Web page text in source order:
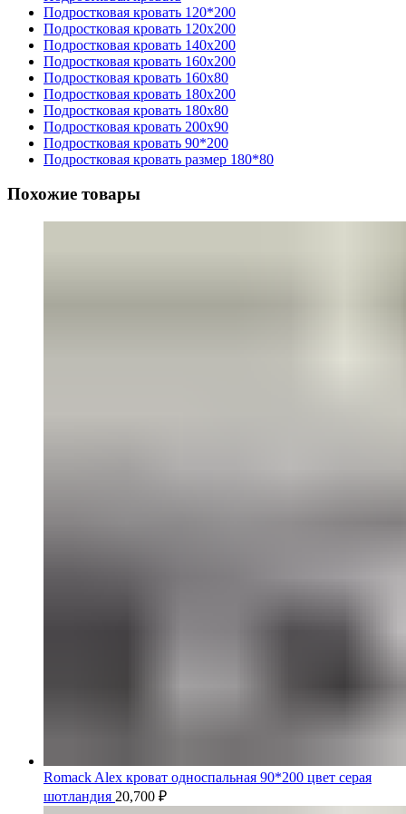
Подростковая кровать 120*200
Подростковая кровать 120x200
Подростковая кровать 140x200
Подростковая кровать 160x200
Подростковая кровать 160x80
Подростковая кровать 180x200
Подростковая кровать 180x80
Подростковая кровать 200x90
Подростковая кровать 90*200
Подростковая кровать размер 180*80
Похожие товары
Romack Alex кроват односпальная 90*200 цвет серая
шотландия 20,700 ₽